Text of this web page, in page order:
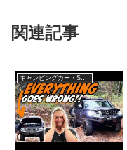
関連記事